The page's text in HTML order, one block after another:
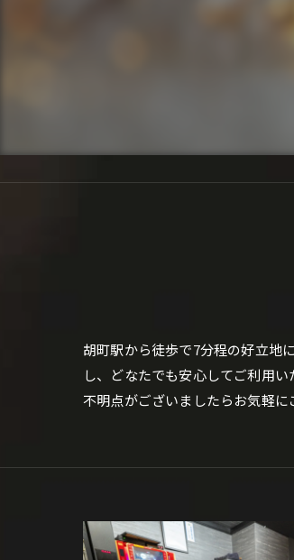
胡町駅から徒歩で7分程の好立地
し、どなたでも安心してご利用
不明点がございましたらお気軽に